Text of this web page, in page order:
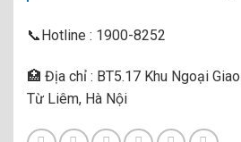
📞Hotline : 1900-8252
🏥 Địa chỉ : BT5.17 Khu Ngoại
Từ Liêm, Hà Nội